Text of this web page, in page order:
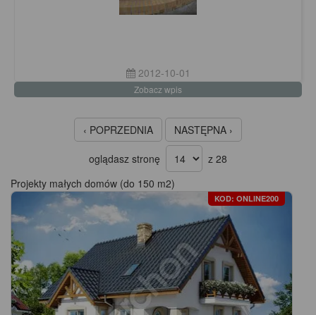
2012-10-01
Zobacz wpis
‹ POPRZEDNIA NASTĘPNA ›
oglądasz stronę
z 28
Projekty małych domów (do 150 m2)
KOD: ONLINE200